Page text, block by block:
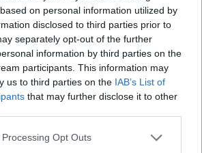
on personal information utilized by
disclosed to third parties prior to
separately opt-out of the further
information by third parties on the
participants. This information may
us to third parties on the IAB’s List of
that may further disclose it to other
Opt Outs
75, Αθήνα